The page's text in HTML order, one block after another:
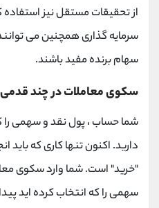
از تحقیقات مستقل نیز استفاده
سرمایه گذاری همچنین می
سهام برنده مفید باشند.
سکوی معاملات در چند
شما حساب ، پول نقد و سهمی را
دارید. اکنون تنها کاری که
"خرید" است. شما وارد سکوی
سهمی را که انتخاب کرده اید